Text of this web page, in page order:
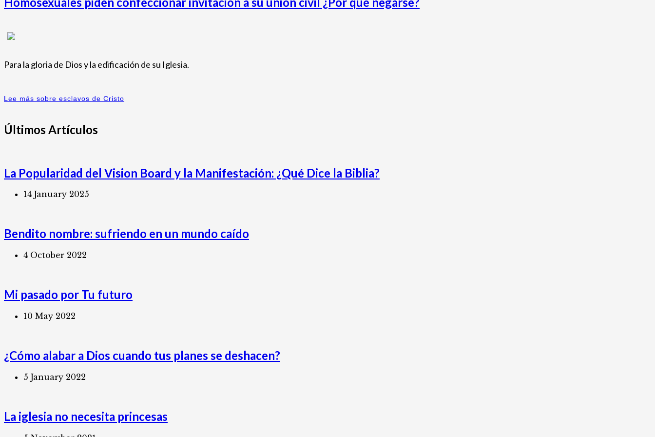
Para la gloria de Dios y la edificación de su Iglesia.
Lee más sobre esclavos de Cristo
Últimos Artículos
La Popularidad del Vision Board y la Manifestación: ¿Qué Dice la Biblia?
14 January 2025
Bendito nombre: sufriendo en un mundo caído
4 October 2022
Mi pasado por Tu futuro
10 May 2022
¿Cómo alabar a Dios cuando tus planes se deshacen?
5 January 2022
La iglesia no necesita princesas